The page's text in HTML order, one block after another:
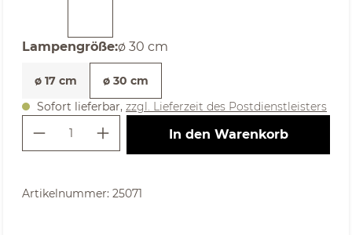
Lampengrößeauswählen
:ø 30 cm
ø 17 cm
ø 30 cm
Sofort lieferbar, zzgl. Lieferzeit des Postdienstleisters
Produkt Anzahl: Gib den
In den Warenkorb
Artikelnummer: 25071